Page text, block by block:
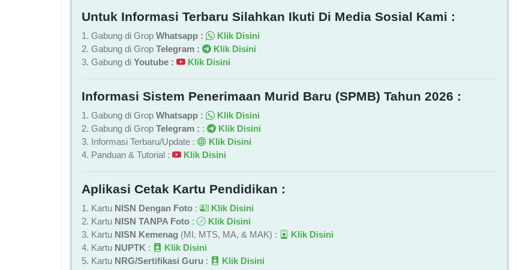
Untuk Informasi Terbaru Silahkan Ikuti Di Media Sosial Kami :
1. Gabung di Grop Whatsapp :
Klik Disini
2. Gabung di Grop Telegram :
Klik Disini
3. Gabung di Youtube : Klik Disini
Informasi Sistem Penerimaan Murid Baru (SPMB) Tahun 2026 :
1. Gabung di Grop Whatsapp :
Klik Disini
2. Gabung di Grop Telegram : :
Klik Disini
3. Informasi Terbaru/Update :
Klik Disini
4. Panduan & Tutorial :
Klik Disini
Aplikasi Cetak Kartu Pendidikan :
1. Kartu NISN Dengan Foto :
Klik Disini
2. Kartu NISN TANPA Foto :
Klik Disini
3. Kartu NISN Kemenag (MI, MTS, MA, & MAK) :
Klik Disini
4. Kartu NUPTK :
Klik Disini
5. Kartu NRG/Sertifikasi Guru : Klik Disini